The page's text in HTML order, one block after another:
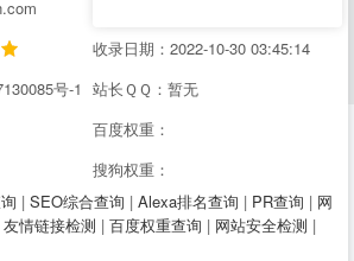
收录日期：2022-10-30 03:45:14
号-1 站长ＱＱ：暂无
百度权重：
搜狗权重：
| SEO综合查询 | Alexa排名查询 | PR查询 | 网
友情链接检测 | 百度权重查询 | 网站安全检测 |